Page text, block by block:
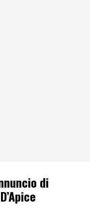
di